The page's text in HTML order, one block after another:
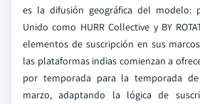
es la difusión geográfica del modelo:
Unido como HURR Collective y BY
elementos de suscripción en sus
las plataformas indias comienzan a
por temporada para la temporada
marzo, adaptando la lógica de